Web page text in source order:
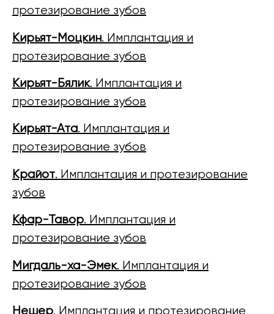
протезирование зубов
Кирьят-Моцкин. Имплантация и
протезирование зубов
Кирьят-Бялик. Имплантация и
протезирование зубов
Кирьят-Ата. Имплантация и
протезирование зубов
Крайот. Имплантация и протезирование
зубов
Кфар-Тавор. Имплантация и
протезирование зубов
Мигдаль-ха-Эмек. Имплантация и
протезирование зубов
Нешер. Имплантация и протезирование